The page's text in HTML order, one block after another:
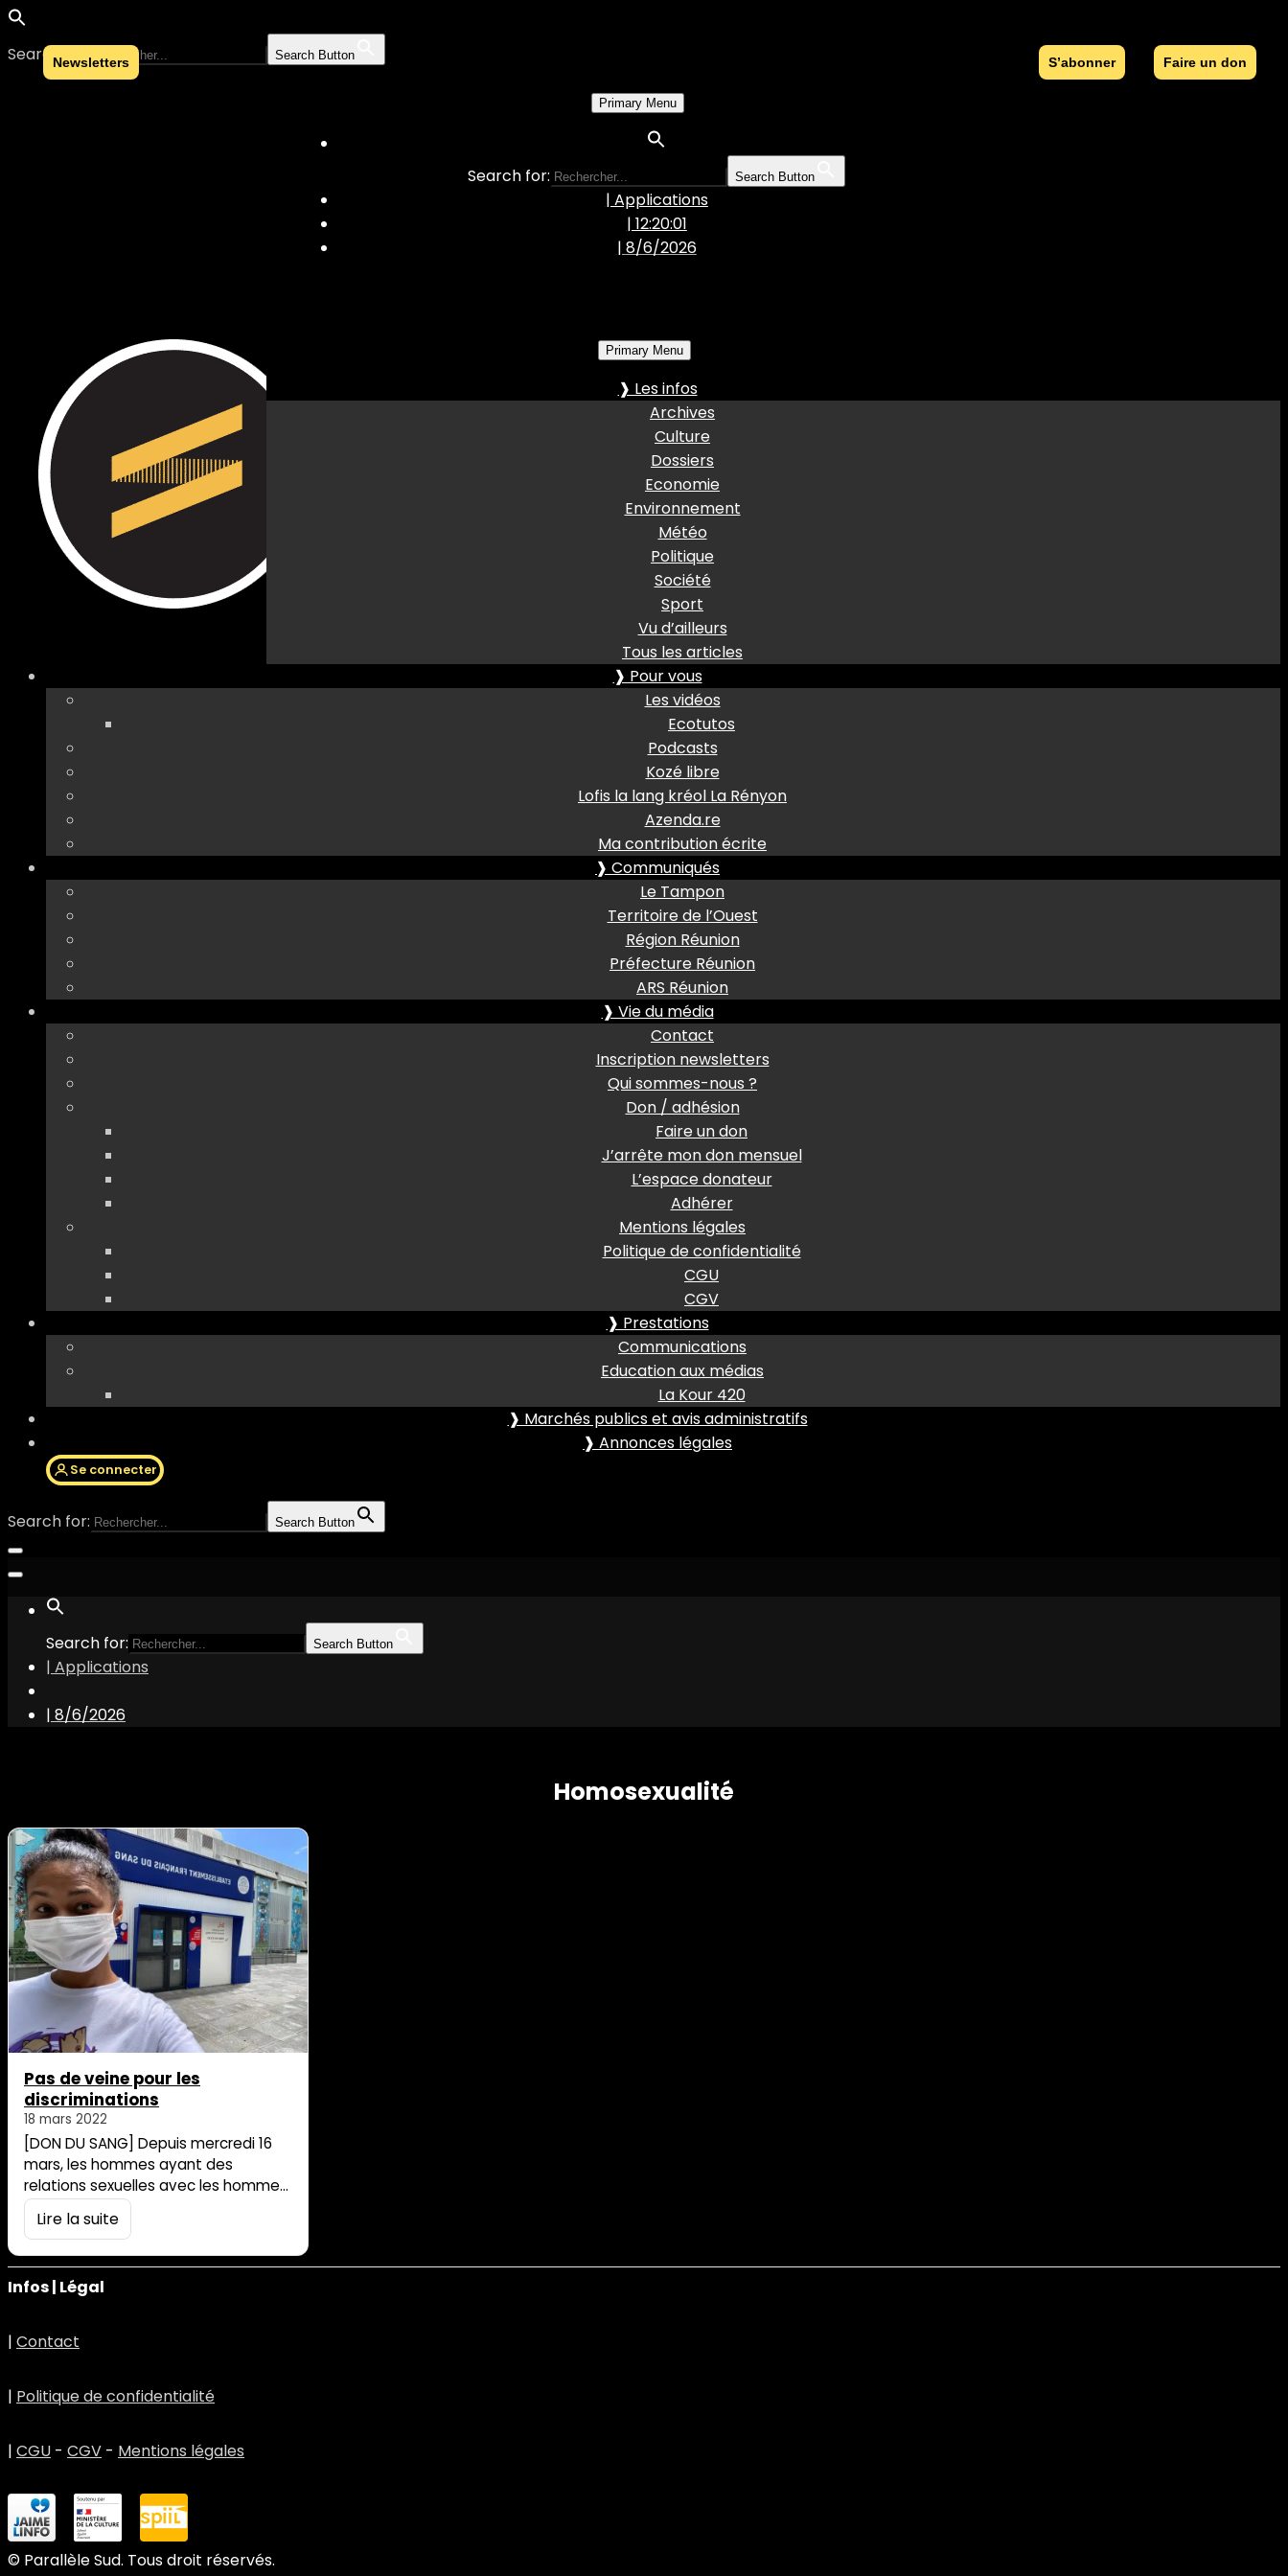
Search for: Search Button
Skip to content
Primary Menu
Search for: Search Button
| Applications
| 12:20:01
| 8/6/2026
Primary Menu
❱ Les infos
Archives
Culture
Dossiers
Economie
Environnement
Météo
Politique
Société
Sport
Vu d’ailleurs
Tous les articles
❱ Pour vous
Les vidéos
Ecotutos
Podcasts
Kozé libre
Lofis la lang kréol La Rényon
Azenda.re
Ma contribution écrite
❱ Communiqués
Le Tampon
Territoire de l’Ouest
Région Réunion
Préfecture Réunion
ARS Réunion
❱ Vie du média
Contact
Inscription newsletters
Qui sommes-nous ?
Don / adhésion
Faire un don
J’arrête mon don mensuel
L’espace donateur
Adhérer
Mentions légales
Politique de confidentialité
CGU
CGV
❱ Prestations
Communications
Education aux médias
La Kour 420
❱ Marchés publics et avis administratifs
❱ Annonces légales
Se connecter
Search for: Search Button
Search for: Search Button
| Applications
| 8/6/2026
Homosexualité
Pas de veine pour les
discriminations
18 mars 2022
[DON DU SANG] Depuis mercredi 16
mars, les hommes ayant des
relations sexuelles avec les hommes
n’auront plus à respecter une
période d’abstinence pour pouvoir
référence au genre des partenaires
sexuels dans la sélection des
communauté gay s’en félicite. “Il n’y
avait plus aucune raison de garder
Lire la suite
Infos | Légal
| Contact
| Politique de confidentialité
| CGU - CGV - Mentions légales
© Parallèle Sud. Tous droit réservés.
S’abonner Faire un don
Newsletters